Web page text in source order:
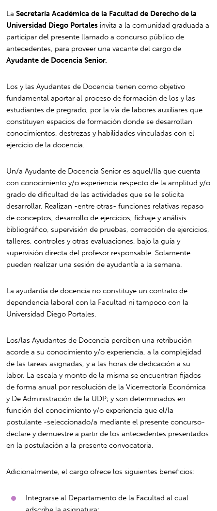
LaSecretaría Académica de la Facultad de Derecho de la
Universidad Diego Portales invita a la comunidad graduada a
participar del presente llamado a concurso público de
antecedentes, para proveer una vacante del cargo de
Ayudante de Docencia Senior.
Los y las Ayudantes de Docencia tienen como objetivo
fundamental aportar al proceso de formación de los y las
estudiantes de pregrado, por la vía de labores auxiliares que
constituyen espacios de formación donde se desarrollan
conocimientos, destrezas y habilidades vinculadas con el
ejercicio de la docencia.
Un/a Ayudante de Docencia Senior es aquel/lla que cuenta
con conocimiento y/o experiencia respecto de la amplitud y/o
grado de dificultad de las actividades que se le solicita
desarrollar. Realizan -entre otras- funciones relativas repaso
de conceptos, desarrollo de ejercicios, fichaje y análisis
bibliográfico, supervisión de pruebas, corrección de ejercicios,
talleres, controles y otras evaluaciones, bajo la guía y
supervisión directa del profesor responsable. Solamente
pueden realizar una sesión de ayudantía a la semana.
La ayudantía de docencia no constituye un contrato de
dependencia laboral con la Facultad ni tampoco con la
Universidad Diego Portales.
Los/las Ayudantes de Docencia perciben una retribución
acorde a su conocimiento y/o experiencia, a la complejidad
de las tareas asignadas, y a las horas de dedicación a su
labor. La escala y monto de la misma se encuentran fijados
de forma anual por resolución de la Vicerrectoría Económica
y De Administración de la UDP; y son determinados en
función del conocimiento y/o experiencia que el/la
postulante -seleccionado/a mediante el presente concurso-
declare y demuestre a partir de los antecedentes presentados
en la postulación a la presente convocatoria.
Adicionalmente, el cargo ofrece los siguientes beneficios:
Integrarse al Departamento de la Facultad al cual